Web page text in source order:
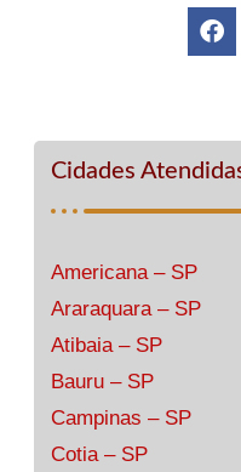
Cidades
Americana – SP
Araraquara – SP
Atibaia – SP
Bauru – SP
Campinas – SP
Cotia – SP